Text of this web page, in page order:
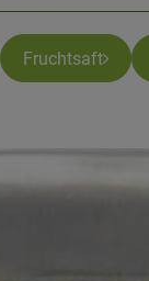
Fruchtsaft